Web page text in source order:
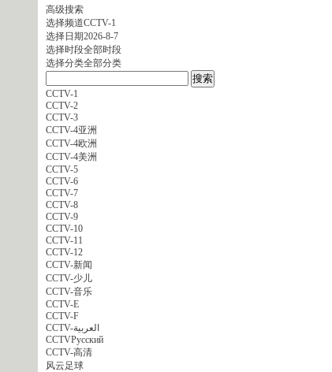
高级搜索
选择频道CCTV-1
选择日期2026-8-7
选择时段全部时段
选择分类全部分类
CCTV-1
CCTV-2
CCTV-3
CCTV-4亚洲
CCTV-4欧洲
CCTV-4美洲
CCTV-5
CCTV-6
CCTV-7
CCTV-8
CCTV-9
CCTV-10
CCTV-11
CCTV-12
CCTV-新闻
CCTV-少儿
CCTV-音乐
CCTV-E
CCTV-F
CCTV-العربية
CCTVPусский
CCTV-高清
风云足球